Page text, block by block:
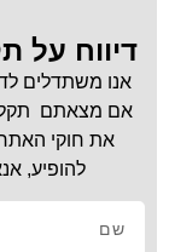
דיווח על
אנו משתדלים
אם מצאתם
את חוקי
להופיע,